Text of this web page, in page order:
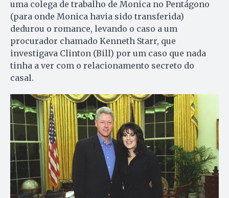
uma colega de trabalho de Monica no Pentágono
(para onde Monica havia sido transferida)
dedurou o romance, levando o caso a um
procurador chamado Kenneth Starr, que
investigava Clinton (Bill) por um caso que nada
tinha a ver com o relacionamento secreto do
casal.